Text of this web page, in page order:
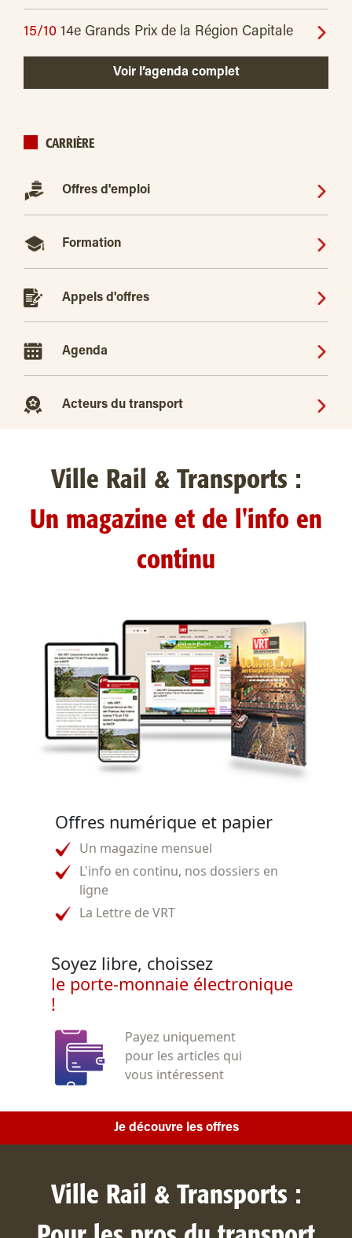
15/10 14e Grands Prix de la Région Capitale
Voir l’agenda complet
CARRIÈRE
Offres d'emploi
Formation
Appels d'offres
Agenda
Acteurs du transport
Ville Rail & Transports :
Un magazine et de l'info en
continu
Offres numérique et papier
Un magazine mensuel
L'info en continu, nos dossiers en
ligne
La Lettre de VRT
Soyez libre, choissez
le porte-monnaie électronique
!
Payez uniquement
pour les articles qui
vous intéressent
Je découvre les offres
Ville Rail & Transports :